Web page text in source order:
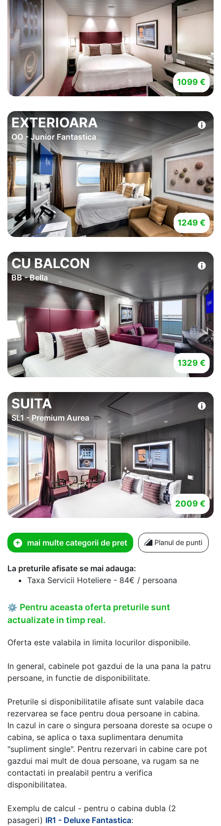
1099 €
EXTERIOARA
OO - Junior Fantastica
1249 €
CU BALCON
BB - Bella
1329 €
SUITA
SL1 - Premium Aurea
2009 €
mai multe categorii de pret Planul de punti
La preturile afisate se mai adauga:
Taxa Servicii Hoteliere - 84€ / persoana
⚙ Pentru aceasta oferta preturile sunt
actualizate in timp real.
Oferta este valabila in limita locurilor disponibile.
In general, cabinele pot gazdui de la una pana la patru
persoane, in functie de disponibilitate.
Preturile si disponibilitatile afisate sunt valabile daca
rezervarea se face pentru doua persoane in cabina.
In cazul in care o singura persoana doreste sa ocupe o
cabina, se aplica o taxa suplimentara denumita
"supliment single". Pentru rezervari in cabine care pot
gazdui mai mult de doua persoane, va rugam sa ne
contactati in prealabil pentru a verifica
disponibilitatea.
Exemplu de calcul - pentru o cabina dubla (2
pasageri) IR1 - Deluxe Fantastica: